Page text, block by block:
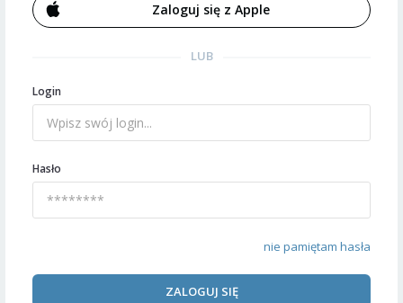
Zaloguj się z Apple
LUB
Login
Hasło
nie pamiętam hasła
ZALOGUJ SIĘ